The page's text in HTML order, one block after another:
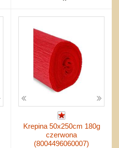
Krepina 50x250cm 180g
czerwona
(8004496060007)